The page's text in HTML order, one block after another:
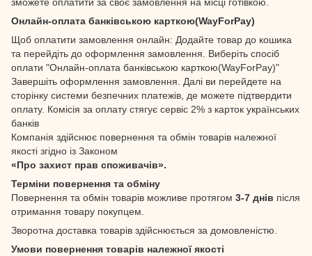
Онлайн-оплата банківською карткою(WayForPay)
Щоб оплатити замовлення онлайн: Додайте товар до кошика
та перейдіть до оформлення замовлення. Виберіть спосіб
оплати "Онлайн-оплата банківською карткою(WayForPay)"
Завершіть оформлення замовлення. Далі ви перейдете на
сторінку системи безпечних платежів, де можете підтвердити
оплату. Комісія за оплату стягує сервіс 2% з карток українських
банків
Компанія здійснює повернення та обмін товарів належної
якості згідно із Законом
«Про захист прав споживачів».
Терміни повернення та обміну
Повернення та обмін товарів можливе протягом 3-7 днів після
отримання товару покупцем.
Зворотна доставка товарів здійснюється за домовленістю.
Умови повернення товарів належної якості